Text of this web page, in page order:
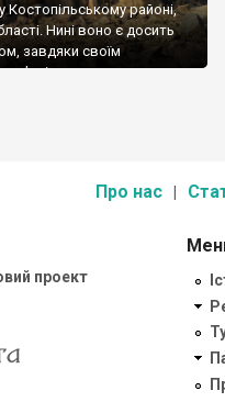
районі,
Нині воно є досить
завдяки своїм
затоплена, а
Про нас
проект